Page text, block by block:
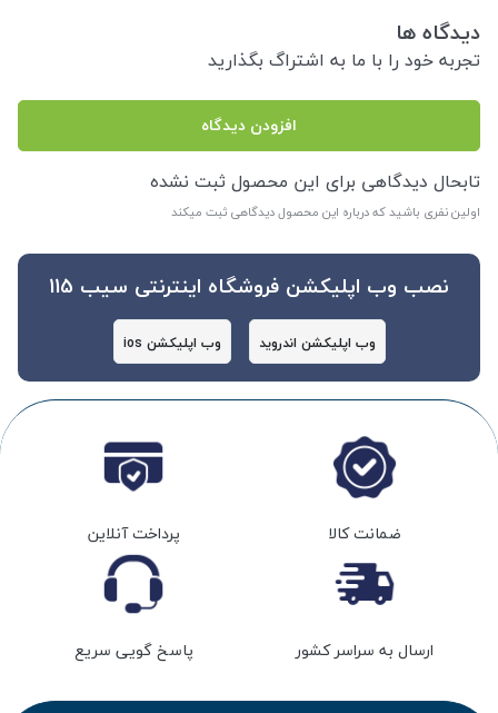
دیدگاه ها
تجربه خود را با ما به اشتراگ بگذارید
افزودن دیدگاه
تابحال دیدگاهی برای این محصول ثبت نشده
اولین نفری باشید که درباره این محصول دیدگاهی ثبت میکند
نصب وب اپلیکشن فروشگاه اینترنتی سیب 115
وب اپلیکشن اندروید وب اپلیکشن ios
ضمانت کالا پرداخت آنلاین
ارسال به سراسر کشور پاسخ گویی سریع